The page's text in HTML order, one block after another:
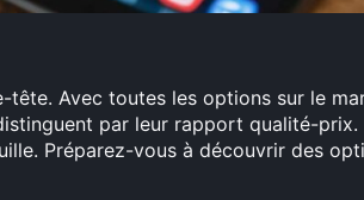
tête. Avec toutes les options sur le
par leur rapport qualité-
Préparez-vous à découvrir des